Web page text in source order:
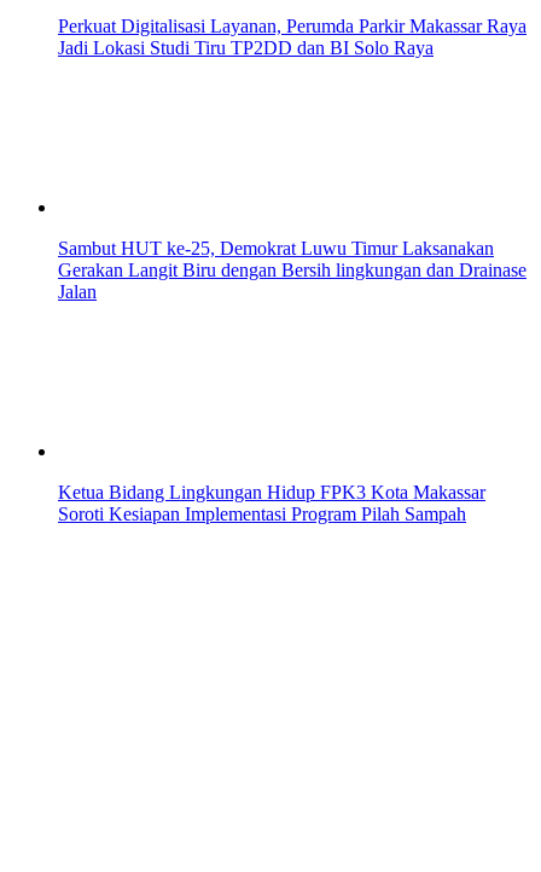
Perkuat Digitalisasi Layanan, Perumda Parkir Makassar Raya
Jadi Lokasi Studi Tiru TP2DD dan BI Solo Raya
Sambut HUT ke-25, Demokrat Luwu Timur Laksanakan
Gerakan Langit Biru dengan Bersih lingkungan dan Drainase
Jalan
Ketua Bidang Lingkungan Hidup FPK3 Kota Makassar
Soroti Kesiapan Implementasi Program Pilah Sampah